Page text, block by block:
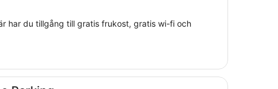
har du tillgång till gratis frukost, gratis wi-fi och